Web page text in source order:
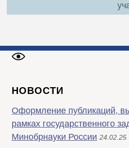
НОВОСТИ
Оформление публикаций,
рамках государственного
Минобрнауки России 24.02.25